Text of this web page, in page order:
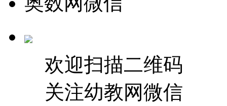
欢迎扫描二维码
关注幼教网微信